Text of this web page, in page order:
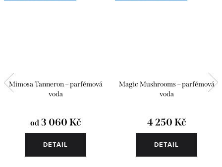
Mimosa Tanneron – parfémová
voda
od3 060 Kč
DETAIL
Magic Mushrooms – parfémová
voda
4 250 Kč
DETAIL